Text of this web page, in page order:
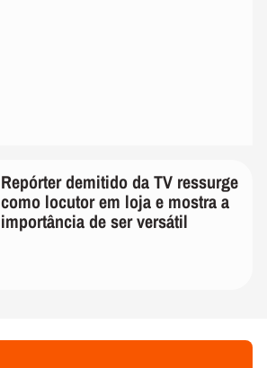
Repórter demitido da TV ressurge
como locutor em loja e mostra a
importância de ser versátil